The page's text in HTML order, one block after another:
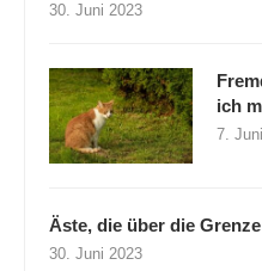
30. Juni 2023
ich
7.
Äste, die über die
30. Juni 2023